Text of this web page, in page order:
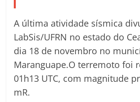
A última atividade sísmica
LabSis/UFRN no estado do
dia 18 de novembro no
Maranguape.O terremoto foi
01h13 UTC, com magnitude
mR.